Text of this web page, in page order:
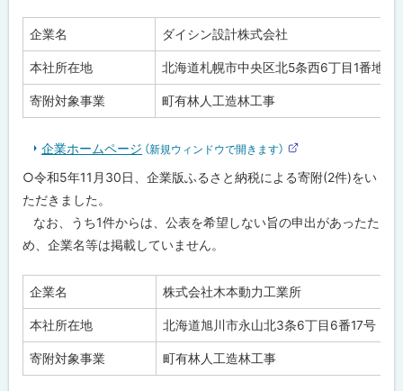
企業名 ダイシン設計株式会社
本社所在地 北海道札幌市中央区北5条西6丁目1番地23
寄附対象事業 町有林人工造林工事
企業ホームページ （新規ウィンドウで開きます）
部
サ
○令和5年11月30日、企業版ふるさと納税による寄附(2件)をい
ただきました。
なお、うち1件からは、公表を希望しない旨の申出があったた
め、企業名等は掲載していません。
企業名 株式会社木本動力工業所
本社所在地 北海道旭川市永山北3条6丁目6番17号
寄附対象事業 町有林人工造林工事